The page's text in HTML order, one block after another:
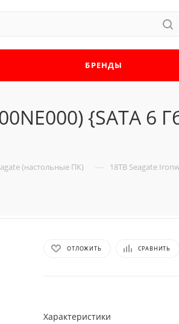
БРЕНДЫ
{SATA 6
(настольные ПК) — 18TB Seagate
ОТЛОЖИТЬ СРАВНИТЬ
Характеристики